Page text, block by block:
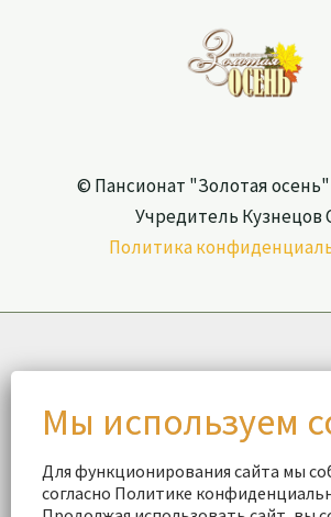
© Пансионат "Золотая осень"
Учредитель Кузнецов
Политика
Для функционирования сайта мы
согласно Политике